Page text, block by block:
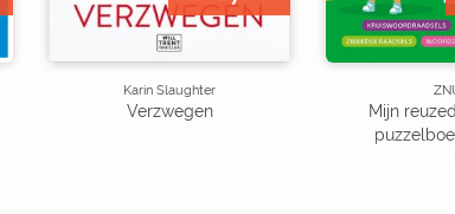
Karin Slaughter
Verzwegen
Mijn